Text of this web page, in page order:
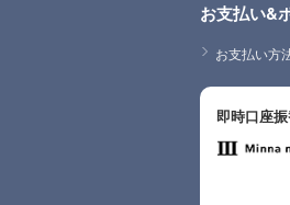
お支払い&
お支払い方
即時口座